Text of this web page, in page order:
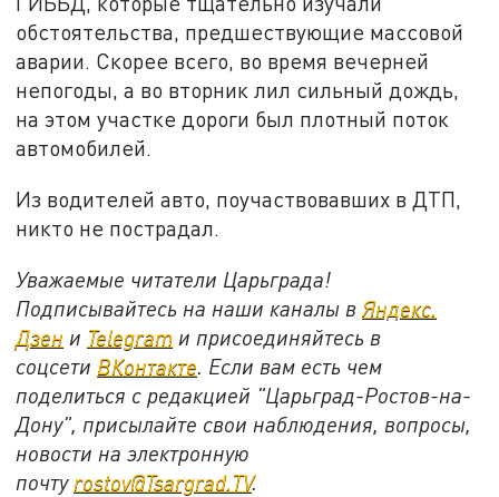
обстоятельства, предшествующие массовой
аварии. Скорее всего, во время вечерней
непогоды, а во вторник лил сильный дождь,
на этом участке дороги был плотный поток
автомобилей.
Из водителей авто, поучаствовавших в ДТП,
никто не пострадал.
Уважаемые читатели Царьграда!
Подписывайтесь на наши каналы вЯндекс.
Дзен и Telegram и присоединяйтесь в
соцсети ВКонтакте. Если вам есть чем
поделиться с редакцией "Царьград-Ростов-на-
Дону", присылайте свои наблюдения, вопросы,
новости на электронную
почту rostov@Tsargrad.ТV.